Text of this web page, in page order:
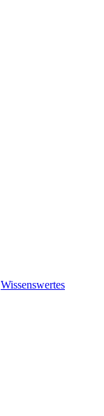
Wissenswertes